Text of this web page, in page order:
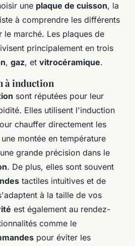
une plaque de cuisson, la
à comprendre les différents
le marché. Les plaques de
principalement en trois
, gaz, et vitrocéramique.
à induction
sont réputées pour leur
Elles utilisent l'induction
chauffer directement les
montée en température
grande précision dans le
. De plus, elles sont souvent
tactiles intuitives et de
à la taille de vos
est également au rendez-
comme le
pour éviter les